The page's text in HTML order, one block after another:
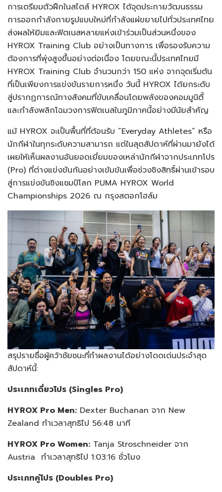
การเตรียมตัวฝึกในสไตล์ HYROX ได้จุดประกายวัฒนธรรม
การออกกำลังกายรูปแบบใหม่ที่กำลังแผ่ขยายไปทั่วประเทศไทย
ส่งผลให้ยิมและฟิตเนสหลายแห่งเข้าร่วมเป็นส่วนหนึ่งของ
HYROX Training Club อย่างเป็นทางการ เพื่อรองรับความ
ต้องการที่พุ่งสูงขึ้นอย่างต่อเนื่อง โดยขณะนี้ประเทศไทยมี
HYROX Training Club จำนวนกว่า 150 แห่ง จากจุดเริ่มต้น
ที่เป็นเพียงการแข่งขันรายการหนึ่ง วันนี้ HYROX ได้ยกระดับ
สู่ปรากฏการณ์ทางสังคมที่ขับเคลื่อนโดยพลังของคอมมูนิตี้
และกำลังพลิกโฉมวงการฟิตเนสในภูมิภาคนี้อย่างมีนัยสำคัญ
แม้ HYROX จะเป็นพื้นที่ที่ต้อนรับ “Everyday Athletes” หรือ
นักกีฬาในทุกระดับความสามารถ แต่ในสุดสัปดาห์ที่ผ่านมายังได้
เผยให้เห็นผลงานอันยอดเยี่ยมของเหล่านักกีฬาจากประเภทโปร
(Pro) ที่ต่างแข่งขันกันอย่างเข้มข้นเพื่อช่วงชิงสิทธิ์ผ่านเข้ารอบ
สู่การแข่งขันชิงแชมป์โลก PUMA HYROX World
Championships 2026 ณ กรุงสตอกโฮล์ม
สรุปรายชื่อผู้คว้าชัยชนะที่ทำผลงานได้อย่างโดดเด่นประจำสุด
สัปดาห์นี้:
ประเภทเดี่ยวโปร (Singles Pro)
HYROX Pro Men: Dexter Buchanan จาก New
Zealand ทำเวลาสุทธิไป 56:48 นาที
HYROX Pro Women: Tanja Stroschneider จาก
Austria ทำเวลาสุทธิไป 1:03:16 ชั่วโมง
ประเภทคู่โปร (Doubles Pro)